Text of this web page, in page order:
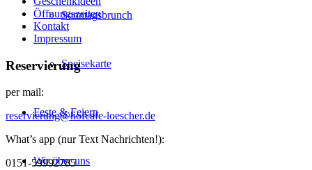
Sonntagsbrunch
Speisekarte
Feste & Feiern
Wir über uns
Öffnungszeiten
Kontakt
Impressum
Reservierung
per mail:
reservierung@hofcafe-loescher.de
What’s app (nur Text Nachrichten!):
0151-59992785